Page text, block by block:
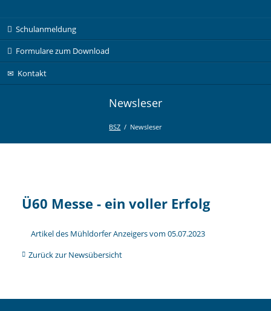
überspringen
Schulanmeldung
Formulare zum Download
Kontakt
Newsleser
BSZ Newsleser
Ü60 Messe - ein voller Erfolg
Artikel des Mühldorfer Anzeigers vom 05.07.2023
Zurück zur Newsübersicht